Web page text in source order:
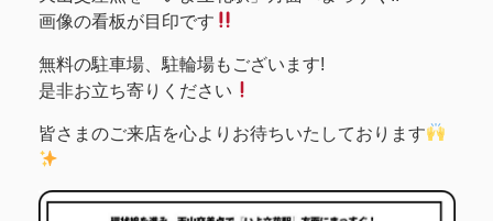
画像の看板が目印です
無料の駐車場、駐輪場もございます!
是非お立ち寄りください
皆さまのご来店を心よりお待ちいたしております